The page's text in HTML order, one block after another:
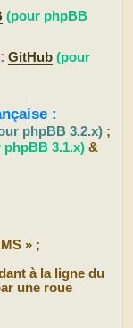
(pour phpBB
GitHub (pour
:
phpBB 3.2.x) ;
phpBB 3.1.x) &
» ;
à la ligne du
une roue